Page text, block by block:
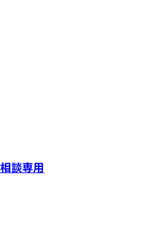
談専用